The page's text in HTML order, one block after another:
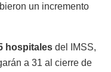
un incremento
hospitales del IMSS,
a 31 al cierre de